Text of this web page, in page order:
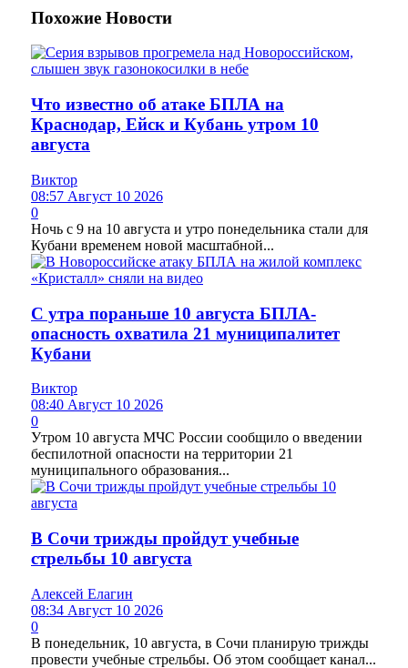
Похожие Новости
Что известно об атаке БПЛА на
Краснодар, Ейск и Кубань утром 10
августа
Виктор
08:57 Август 10 2026
0
Ночь с 9 на 10 августа и утро понедельника стали для
Кубани временем новой масштабной...
С утра пораньше 10 августа БПЛА-
опасность охватила 21 муниципалитет
Кубани
Виктор
08:40 Август 10 2026
0
Утром 10 августа МЧС России сообщило о введении
беспилотной опасности на территории 21
муниципального образования...
В Сочи трижды пройдут учебные
стрельбы 10 августа
Алексей Елагин
08:34 Август 10 2026
0
В понедельник, 10 августа, в Сочи планирую трижды
провести учебные стрельбы. Об этом сообщает канал...